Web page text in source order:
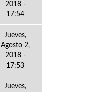
2018 -
17:54
Jueves,
Agosto 2,
2018 -
17:53
Jueves,